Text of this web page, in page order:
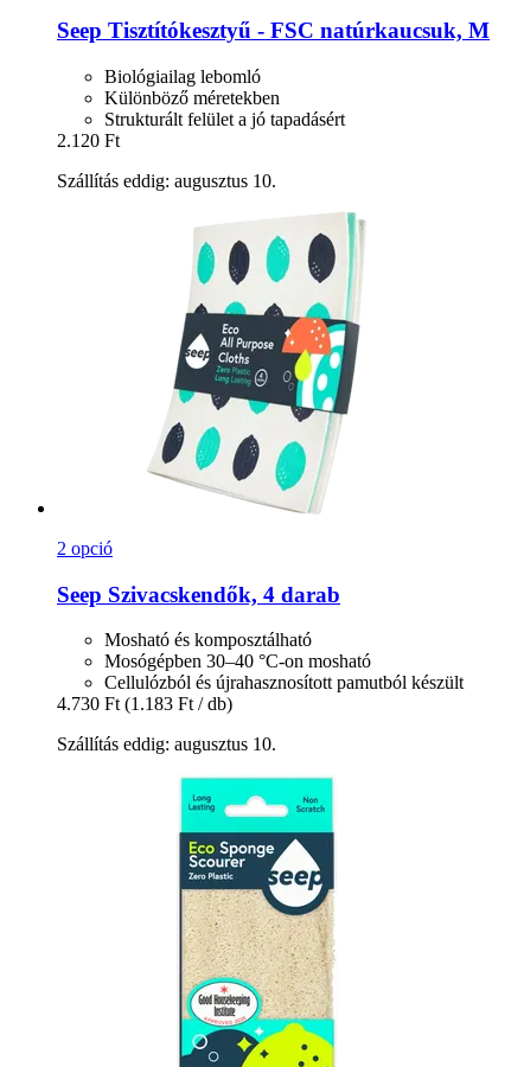
Seep Tisztítókesztyű -​ FSC natúrkaucsuk, M
Biológiailag lebomló
Különböző méretekben
Strukturált felület a jó tapadásért
2.120 Ft
Szállítás eddig: augusztus 10.
2 opció
Seep Szivacskendők, 4 darab
Mosható és komposztálható
Mosógépben 30–40 °C-on mosható
Cellulózból és újrahasznosított pamutból készült
4.730 Ft (1.183 Ft / db)
Szállítás eddig: augusztus 10.